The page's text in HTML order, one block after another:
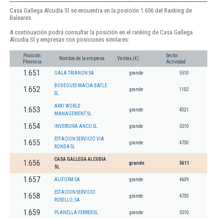
Casa Gallega Alcudia Sl se encuentra en la posición 1.656 del Ranking de
Baleares.
A continuación podrá consultar la posición en el ranking de Casa Gallega
Alcudia Sl y empresas con posiciones similares:
Posición
Provincia
Nombre de la empresa Ventas (€)
Sector
Actividad
1.651 GALA TRIANON SA grande 5510
1.652
BODEGUES MACIA BATLE
SL
grande 1102
1.653
ARKI WORLD
MANAGEMENT SL
grande 4321
1.654 INVERSORA ANCO SL grande 5510
1.655
ESTACION SERVICIO VIA
RONDA SL
grande 4730
1.656
CASA GALLEGA ALCUDIA
SL
grande 5611
1.657 ALIFORM SA grande 4639
1.658
ESTACION SERVICIO
ROSELLO, SA
grande 4730
1.659 PLANELLA FERRER SL. grande 5510